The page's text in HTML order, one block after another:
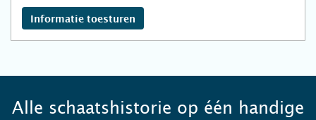
Informatie toesturen
Alle schaatshistorie op één handige